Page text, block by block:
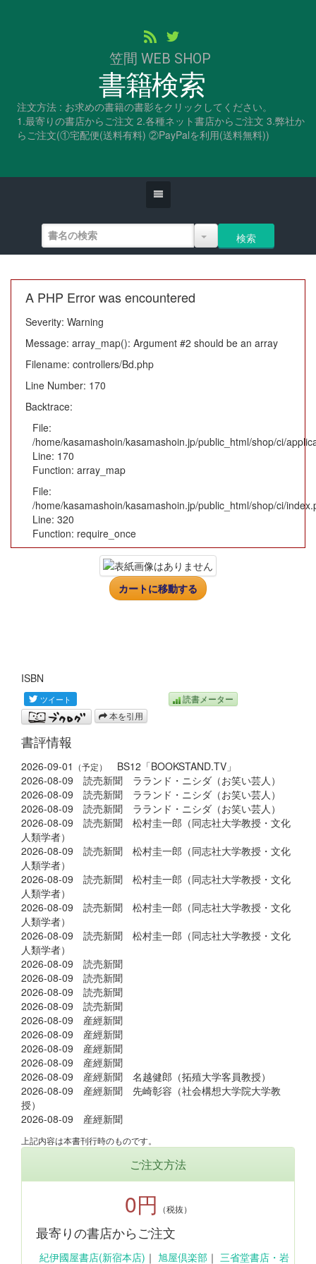
笠間 WEB SHOP
書籍検索
注文方法 : お求めの書籍の書影をクリックしてください。
1.最寄りの書店からご注文 2.各種ネット書店からご注文 3.弊社か
らご注文(①宅配便(送料有料) ②PayPalを利用(送料無料))
A PHP Error was encountered
Severity: Warning
Message: array_map(): Argument #2 should be an array
Filename: controllers/Bd.php
Line Number: 170
Backtrace:
File:
/home/kasamashoin/kasamashoin.jp/public_html/shop/ci/
Line: 170
Function: array_map
File:
/home/kasamashoin/kasamashoin.jp/public_html/shop/ci/
Line: 320
Function: require_once
カートに移動する
ISBN
読書メーター
本を引用
書評情報
2026-09-01 （予定）
BS12「BOOKSTAND.TV」
2026-08-09 読売新聞 ラランド・ニシダ（お笑い芸人）
2026-08-09 読売新聞 ラランド・ニシダ（お笑い芸人）
2026-08-09 読売新聞 ラランド・ニシダ（お笑い芸人）
2026-08-09 読売新聞 松村圭一郎（同志社大学教授・文化
人類学者）
2026-08-09 読売新聞 松村圭一郎（同志社大学教授・文化
人類学者）
2026-08-09 読売新聞 松村圭一郎（同志社大学教授・文化
人類学者）
2026-08-09 読売新聞 松村圭一郎（同志社大学教授・文化
人類学者）
2026-08-09 読売新聞 松村圭一郎（同志社大学教授・文化
人類学者）
2026-08-09 読売新聞
2026-08-09 読売新聞
2026-08-09 読売新聞
2026-08-09 読売新聞
2026-08-09 産經新聞
2026-08-09 産經新聞
2026-08-09 産經新聞
2026-08-09 産經新聞
2026-08-09 産經新聞 名越健郎（拓殖大学客員教授）
2026-08-09 産經新聞 先崎彰容（社会構想大学院大学教
授）
2026-08-09 産經新聞
上記内容は本書刊行時のものです。
ご注文方法
0円 （税抜）
最寄りの書店からご注文
紀伊國屋書店(新宿本店) ｜ 旭屋倶楽部 ｜ 三省堂書店・岩